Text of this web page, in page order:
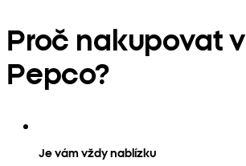
Proč nakupovat v
Pepco?
Je vám vždy nablízku